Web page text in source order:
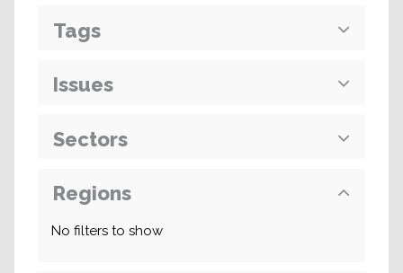
Tags
Issues
Sectors
Regions
No filters to show